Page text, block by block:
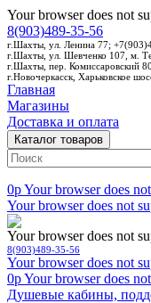
Your browser does not
8(903)489-35-56
г.Шахты, ул. Ленина 77;
г.Шахты, ул. Шевченко 107, м.
г.Шахты, пер. Комиссаровский
г.Новочеркасск, Харьковское
Главная
Магазины
Доставка и оплата
Каталог товаров
0pYour browser does
Your browser does not
Your browser does not
8(903)489-35-56
Your browser does not
0pYour browser does
Душевые кабины,